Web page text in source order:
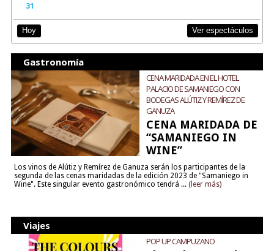
31
Hoy Ver espectáculos
Gastronomía
CENA MARIDADA EN EL HOTEL
PALACIO DE SAMANIEGO CON
BODEGAS ALÚTIZ Y REMÍREZ DE
GANUZA
CENA MARIDADA DE
“SAMANIEGO IN
WINE”
Los vinos de Alútiz y Remírez de Ganuza serán los participantes de la
segunda de las cenas maridadas de la edición 2023 de "Samaniego in
Wine". Este singular evento gastronómico tendrá ... (leer más)
Viajes
POP UP CAMPUZANO